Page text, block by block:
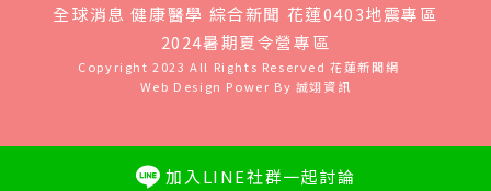
全球消息 健康醫學 綜合新聞 花蓮0403地震專區
2024暑期夏令營專區
Copyright 2023 All Rights Reserved花蓮新聞網
Web Design Power By 誠翊資訊
加入LINE社群一起討論